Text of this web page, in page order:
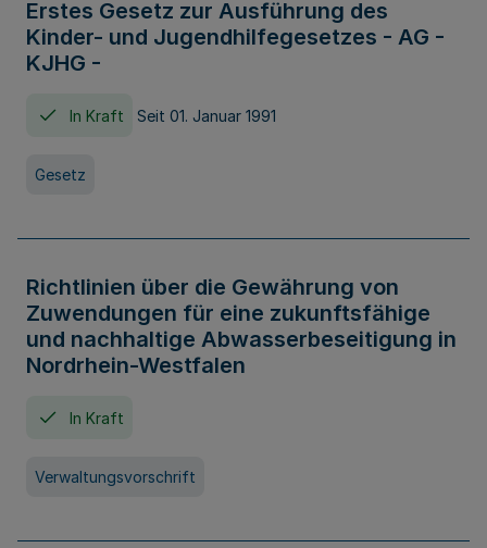
Erstes Gesetz zur Ausführung des
Kinder- und Jugendhilfegesetzes - AG -
KJHG -
In Kraft Seit 01. Januar 1991
Gesetz
Richtlinien über die Gewährung von
Zuwendungen für eine zukunftsfähige
und nachhaltige Abwasserbeseitigung in
Nordrhein-Westfalen
In Kraft
Verwaltungsvorschrift